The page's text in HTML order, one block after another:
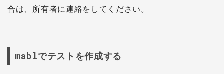
合は、所有者に連絡をしてください。
mablでテストを作成する